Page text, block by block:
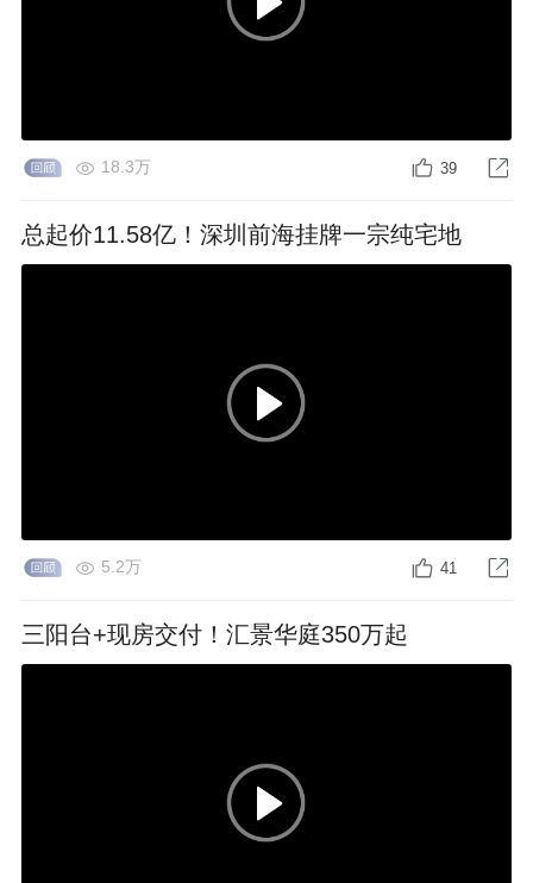
18.3万 39
总起价11.58亿！深圳前海挂牌一宗纯宅地
5.2万 41
三阳台+现房交付！汇景华庭350万起